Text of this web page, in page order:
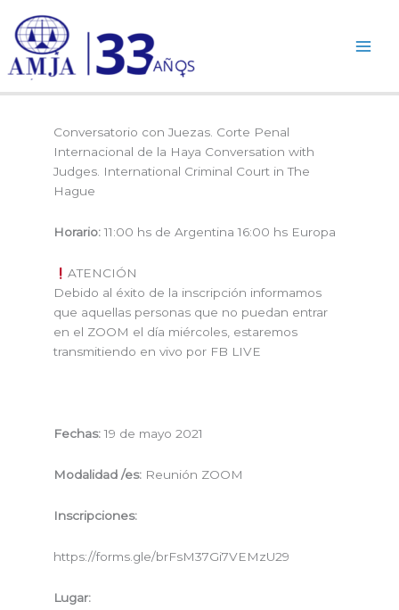
contenido
Conversatorio con Juezas. Corte Penal
Internacional de la Haya Conversation with
Judges. International Criminal Court in The
Hague
Horario:11:00 hs de Argentina 16:00 hs Europa
ATENCIÓN
Debido al éxito de la inscripción informamos
que aquellas personas que no puedan entrar
en el ZOOM el día miércoles, estaremos
transmitiendo en vivo por FB LIVE
Fechas:19 de mayo 2021
Modalidad /es: Reunión ZOOM
Inscripciones:
https://forms.gle/brFsM37Gi7VEMzU29
Lugar: